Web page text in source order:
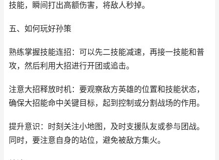
技能，瞬间打出高额伤害，将敌人秒掉。
五、如何玩好孙策
熟练掌握技能连招：可以先二技能减速，再接一技能和普
攻，然后利用大招进行开团或追击。
注意大招释放时机：要观察敌方英雄的位置和技能状态，
确保大招能命中关键目标，起到控制或分割战场的作用。
提升意识：时刻关注小地图，及时支援队友或参与团战。
同时，要注意自身的站位，避免被敌方集火。